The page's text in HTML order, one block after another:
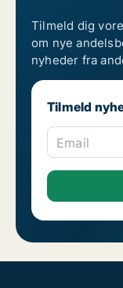
Tilmeld dig
om nye
nyheder fra
Tilmeld
Email